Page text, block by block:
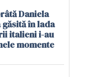
Daniela
în lada
italieni i-au
momente